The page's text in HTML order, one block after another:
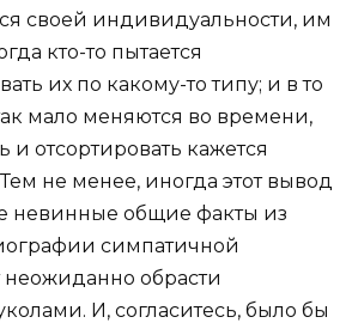
своей индивидуальности, им
кто-то пытается
их по какому-то типу; и в то
мало меняются во времени,
и отсортировать кажется
не менее, иногда этот вывод
невинные общие факты из
симпатичной
обрасти
И, согласитесь, было бы